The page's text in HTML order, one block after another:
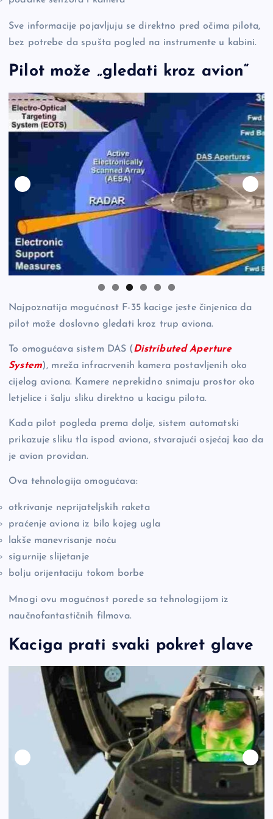
Sve informacije pojavljuju se direktno pred očima pilota,
bez potrebe da spušta pogled na instrumente u kabini.
Pilot može „gledati kroz avion“
Najpoznatija mogućnost F-35 kacige jeste činjenica da
pilot može doslovno gledati kroz trup aviona.
To omogućava sistem DAS (Distributed Aperture
System), mreža infracrvenih kamera postavljenih oko
cijelog aviona. Kamere neprekidno snimaju prostor oko
letjelice i šalju sliku direktno u kacigu pilota.
Kada pilot pogleda prema dolje, sistem automatski
prikazuje sliku tla ispod aviona, stvarajući osjećaj kao da
je avion providan.
Ova tehnologija omogućava:
otkrivanje neprijateljskih raketa
praćenje aviona iz bilo kojeg ugla
lakše manevrisanje noću
sigurnije slijetanje
bolju orijentaciju tokom borbe
Mnogi ovu mogućnost porede sa tehnologijom iz
naučnofantastičnih filmova.
Kaciga prati svaki pokret glave